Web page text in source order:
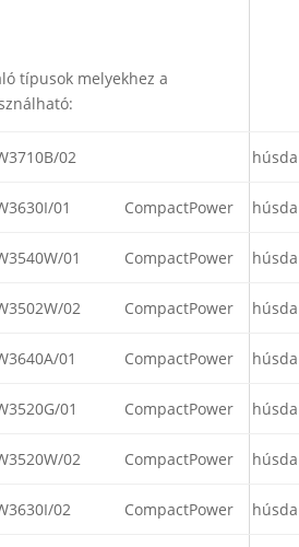
típusok melyekhez a
02
01 CompactPower
01 CompactPower
02 CompactPower
01 CompactPower
01 CompactPower
02 CompactPower
02 CompactPower